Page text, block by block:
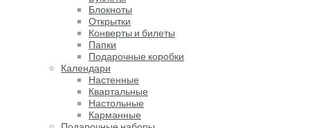
Блокноты
Открытки
Конверты и билеты
Папки
Подарочные коробки
Календари
Настенные
Квартальные
Настольные
Карманные